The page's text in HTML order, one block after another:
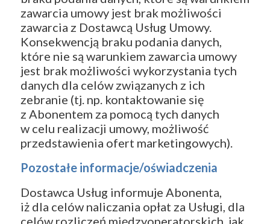
zawarcia umowy jest brak możliwości
zawarcia z Dostawcą Usług Umowy.
Konsekwencją braku podania danych,
które nie są warunkiem zawarcia umowy
jest brak możliwości wykorzystania tych
danych dla celów związanych z ich
zebranie (tj. np. kontaktowanie się
z Abonentem za pomocą tych danych
w celu realizacji umowy, możliwość
przedstawienia ofert marketingowych).
Pozostałe informacje/oświadczenia
Dostawca Usług informuje Abonenta,
iż dla celów naliczania opłat za Usługi, dla
celów rozliczeń międzyoperatorskich, jak